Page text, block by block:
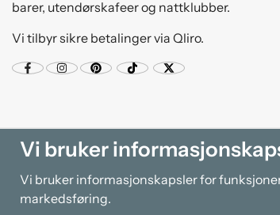
barer, utendørskafeer og nattklubber.
Vi tilbyr sikre betalinger via Qliro.
Vi bruker
Vi bruker informasjonskapsler for
markedsføring.